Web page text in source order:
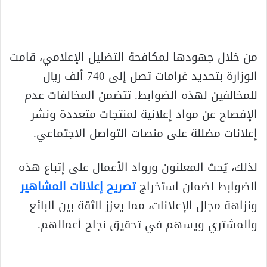
من خلال جهودها لمكافحة التضليل الإعلامي، قامت
الوزارة بتحديد غرامات تصل إلى 740 ألف ريال
للمخالفين لهذه الضوابط. تتضمن المخالفات عدم
الإفصاح عن مواد إعلانية لمنتجات متعددة ونشر
إعلانات مضللة على منصات التواصل الاجتماعي.
لذلك، يُحث المعلنون ورواد الأعمال على إتباع هذه
الضوابط لضمان استخراجتصريح إعلانات المشاهير
ونزاهة مجال الإعلانات، مما يعزز الثقة بين البائع
والمشتري ويسهم في تحقيق نجاح أعمالهم.